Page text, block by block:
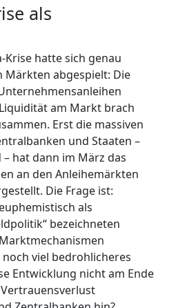
als
Krise hatte sich genau
Märkten abgespielt: Die
am Markt brach
Erst die massiven
und Staaten –
hat dann im März das
an den Anleihemärkten
Die Frage ist:
euphemistisch als
bezeichneten
viel bedrohlicheres
Entwicklung nicht am Ende